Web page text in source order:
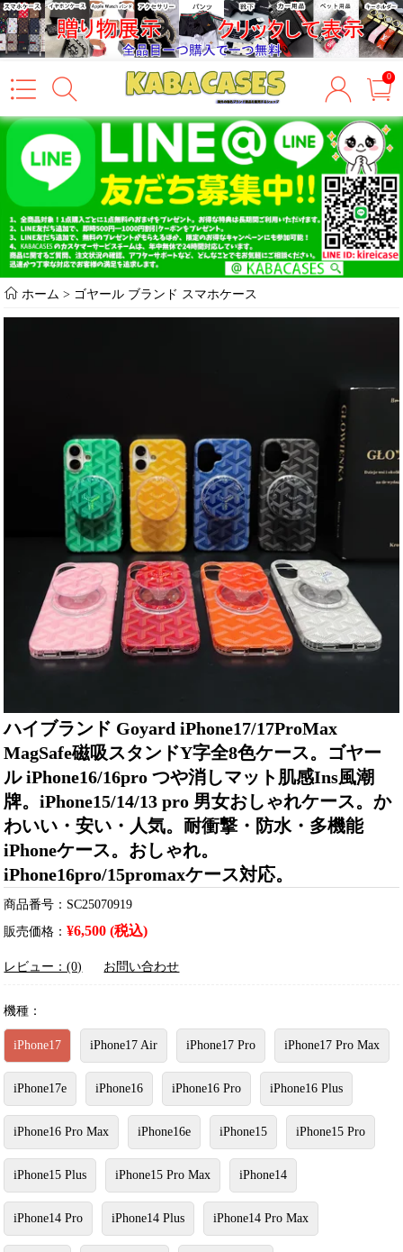
0
ホーム > ゴヤール ブランド スマホケース
ハイブランド Goyard iPhone17/17ProMax
MagSafe磁吸スタンドY字全8色ケース。ゴヤー
ル iPhone16/16pro つや消しマット肌感Ins風潮
牌。iPhone15/14/13 pro 男女おしゃれケース。か
わいい・安い・人気。耐衝撃・防水・多機能
iPhoneケース。おしゃれ。
iPhone16pro/15promaxケース対応。
商品番号：SC25070919
販売価格：¥6,500 (税込)
レビュー：(0) お問い合わせ
機種：
iPhone17 iPhone17 Air iPhone17 Pro iPhone17 Pro Max
iPhone17e iPhone16 iPhone16 Pro iPhone16 Plus
iPhone16 Pro Max iPhone16e iPhone15 iPhone15 Pro
iPhone15 Plus iPhone15 Pro Max iPhone14
iPhone14 Pro iPhone14 Plus iPhone14 Pro Max